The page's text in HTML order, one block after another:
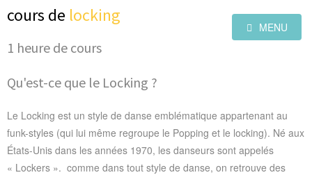
MENU
cours de locking
1 heure de cours
Qu'est-ce que le Locking ?
Le Locking est un style de danse emblématique appartenant au
funk-styles (qui lui même regroupe le Popping et le locking). Né aux
États-Unis dans les années 1970, les danseurs sont appelés
« Lockers ». comme dans tout style de danse, on retrouve des